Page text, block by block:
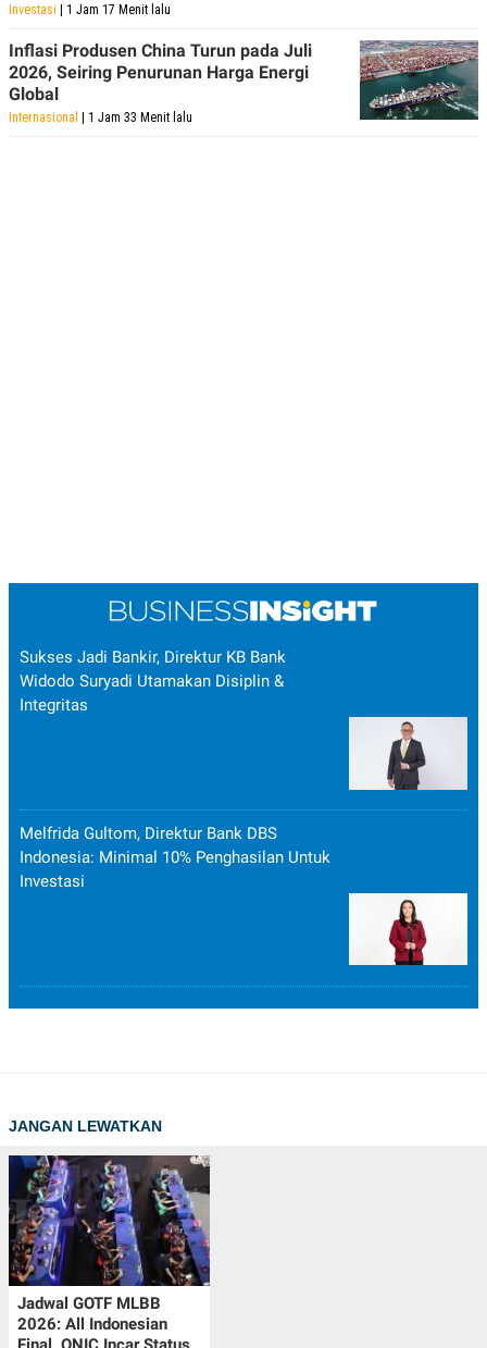
Investasi | 1 Jam 17 Menit lalu
Inflasi Produsen China Turun pada Juli
2026, Seiring Penurunan Harga Energi
Global
Internasional | 1 Jam 33 Menit lalu
Sukses Jadi Bankir, Direktur KB Bank
Widodo Suryadi Utamakan Disiplin &
Integritas
Melfrida Gultom, Direktur Bank DBS
Indonesia: Minimal 10% Penghasilan Untuk
Investasi
JANGAN LEWATKAN
Jadwal GOTF MLBB
2026: All Indonesian